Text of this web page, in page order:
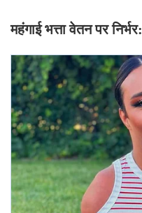
महंगाई भत्ता वेतन पर निर्भर: